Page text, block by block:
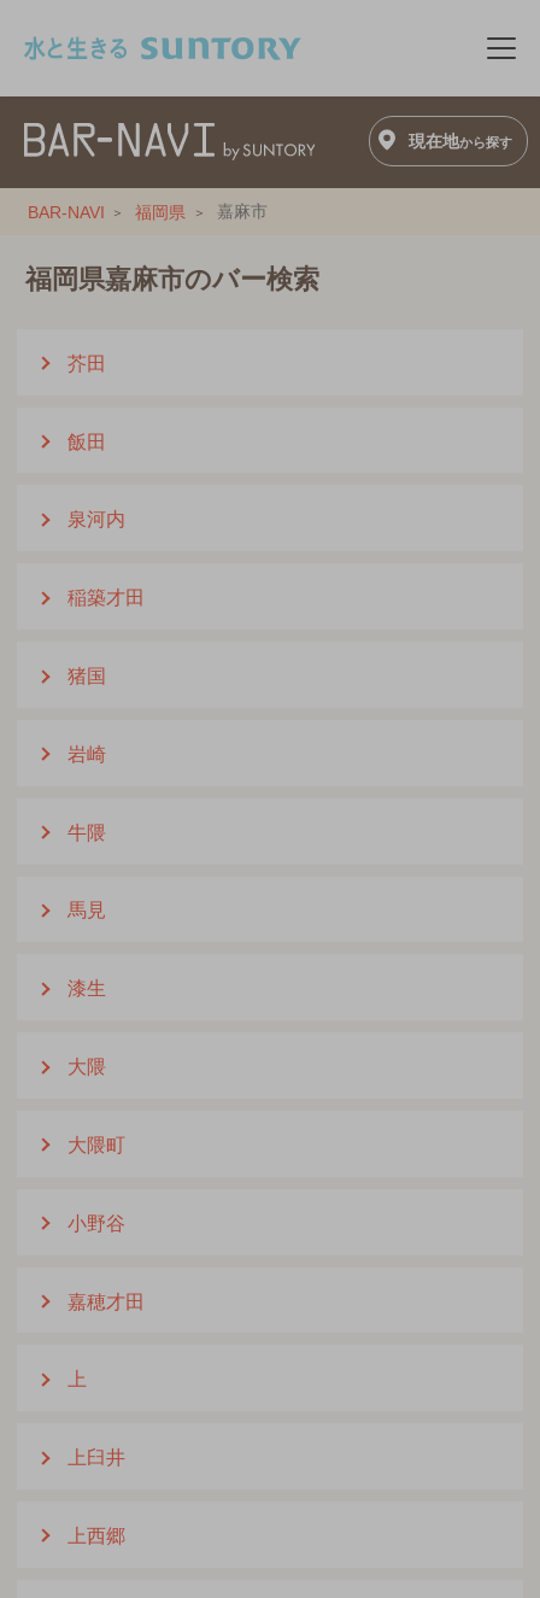
メ
現在地から探す
BAR-NAVI 福岡県 嘉麻市
福岡県嘉麻市のバー検索
芥田
飯田
泉河内
稲築才田
猪国
岩崎
牛隈
馬見
漆生
大隈
大隈町
小野谷
嘉穂才田
上
上臼井
上西郷